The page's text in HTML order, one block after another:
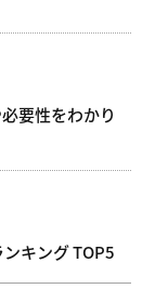
要性をわかり
キング TOP5